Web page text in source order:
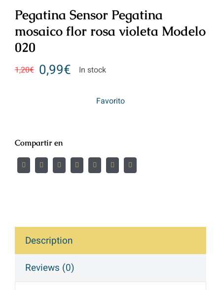
Pegatina Sensor Pegatina
mosaico flor rosa violeta Modelo
020
1,20€ 0,99€ In stock
Favorito
Compartir en
Description
Reviews (0)